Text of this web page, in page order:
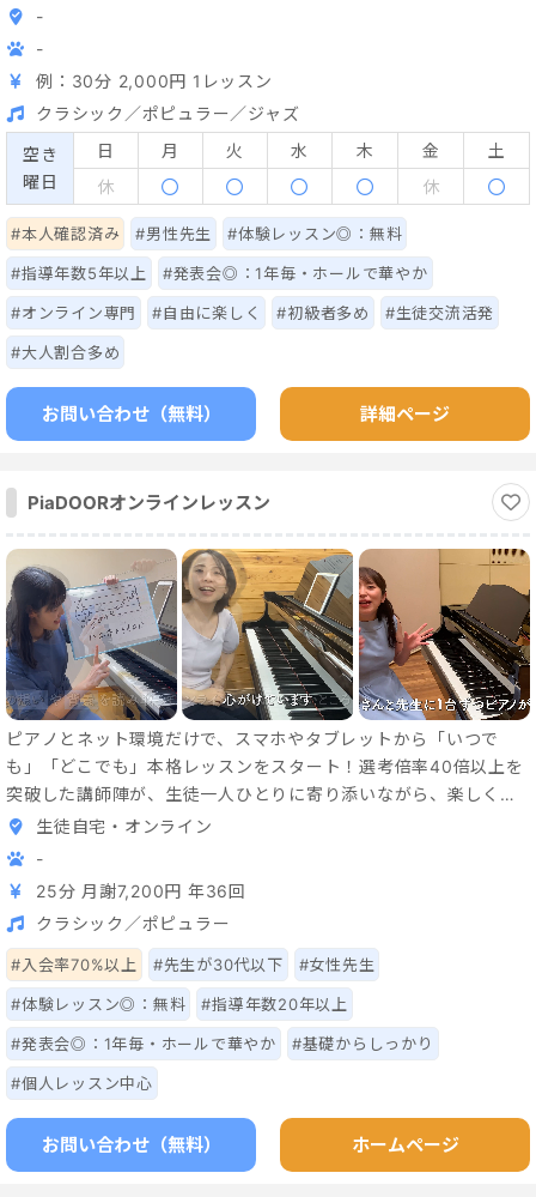
ジョン、アニメソングなど、幅広いジャンルに対応。 音楽は暗記
ではなく、“理解して楽しむもの”。 理論と実践を結びつけなが
ったくない方もご安心ください。 楽器をお持ちでなくても大丈
夫。 教室の楽器を使って、手ぶらで気軽にご受講いただけます。
「弾けた！」という感動や、「音で想いを伝えられた」という喜
びを、一緒に重ねていきましょう。 また、レッスンを重ねた先に
は、スタジオやコンサートホールでの発表会も視野に入れていま
す。 人前で演奏する体験は、上達の実感だけでなく、大きな達成
な瞬間を共に目指しましょう。
-
-
例：30分 2,000円 1レッスン
クラシック／ポピュラー／ジャズ
空き
曜日
日 月 火 水 木 金
土
休
休
#本人確認済み #男性先生 #体験レッスン◎：無料
#指導年数5年以上 #発表会◎：1年毎・ホールで華やか
#オンライン専門 #自由に楽しく #初級者多め #生徒交流活発
#大人割合多め
お問い合わせ（無料） 詳細ページ
PiaDOORオンラインレッスン
ピアノとネット環境だけで、スマホやタブレットから「いつで
も」「どこでも」本格レッスンをスタート！選考倍率40倍以上を
突破した講師陣が、生徒一人ひとりに寄り添いながら、楽しく上
達できる時間をお届けします。
生徒自宅・オンライン
-
25分 月謝7,200円 年36回
クラシック／ポピュラー
#入会率70%以上 #先生が30代以下 #女性先生
#体験レッスン◎：無料 #指導年数20年以上
#発表会◎：1年毎・ホールで華やか #基礎からしっかり
#個人レッスン中心
お問い合わせ（無料） ホームページ